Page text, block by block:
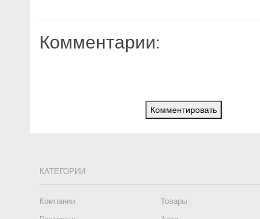
Комментарии:
Комментировать
КАТЕГОРИИ
Компании
Товары